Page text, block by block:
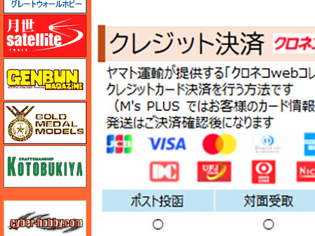
ゲンブンマガジン
ゴールドメダルモデルズ
コトブキヤ
サイバーホビー